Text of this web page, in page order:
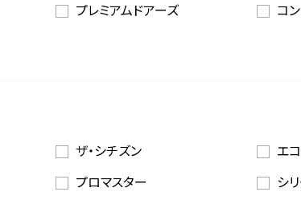
プレミアムドアーズ コ
ザ・シチズン エ
プロマスター シ